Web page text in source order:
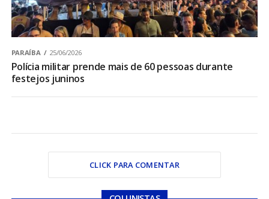
PARAÍBA 25/06/2026
Polícia militar prende mais de 60 pessoas durante
festejos juninos
CLICK PARA COMENTAR